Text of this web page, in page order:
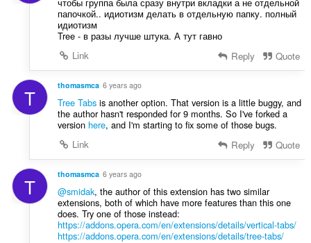
чтобы группа была сразу внутри вкладки а не отдельной
папочкой.. идиотизм делать в отдельную папку. полный
идиотизм
Tree - в разы лучше штука. А тут гавно
Link
Reply Quote
T thomasmca 6 years ago
Tree Tabsis another option. That version is a little buggy, and
the author hasn't responded for 9 months. So I've forked a
version here, and I'm starting to fix some of those bugs.
Link
Reply Quote
T thomasmca 6 years ago
@smidak, the author of this extension has two similar
extensions, both of which have more features than this one
does. Try one of those instead:
https://addons.opera.com/en/extensions/details/vertical-tabs/
https://addons.opera.com/en/extensions/details/tree-tabs/